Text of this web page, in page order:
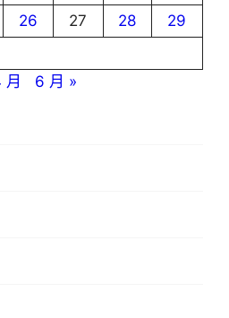
26 27 28
29
月
6 月 »